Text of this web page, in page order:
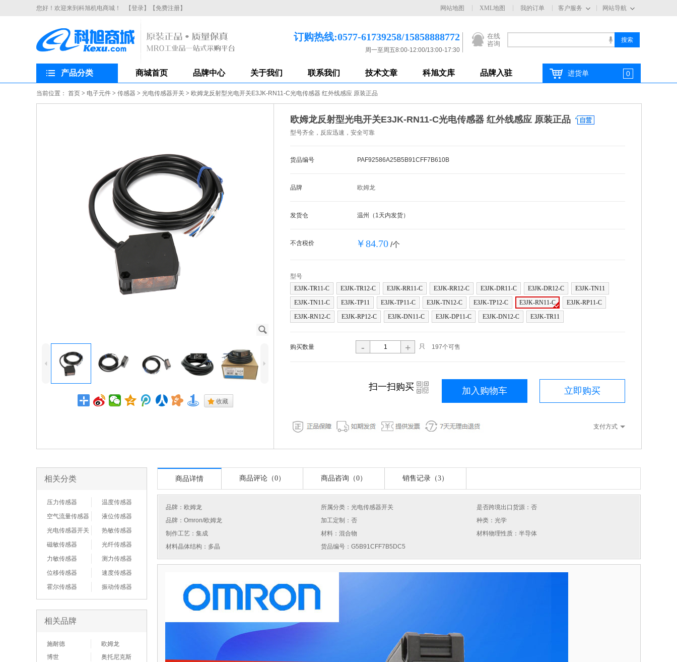
您好！欢迎来到科旭机电商城！ 【登录】 【免费注册】 网站导航
客户服务
网站地图 XML地图 我的订单
在线
咨询
订购热线:0577-61739258/15858888772
周一至周五8:00-12:00/13:00-17:30
产品分类 商城首页 品牌中心 关于我们 联系我们 技术文章 科旭文库 品牌入驻 进货单 0
当前位置： 首页 > 电子元件 > 传感器 > 光电传感器开关 > 欧姆龙反射型光电开关E3JK-RN11-C光电传感器 红外线感应 原装正品
J
4 5
. 收藏
欧姆龙反射型光电开关E3JK-RN11-C光电传感器 红外线感应 原装正品
型号齐全，反应迅速，安全可靠
货品编号 PAF92586A25B5B91CFF7B610B
品牌 欧姆龙
发货仓 温州（1天内发货）
不含税价 ￥84.70 /个
型号
E3JK-TR11-C
E3JK-TR12-C E3JK-RR11-C E3JK-RR12-C E3JK-DR11-C E3JK-DR12-C
E3JK-TN11
E3JK-TN11-C
E3JK-TP11 E3JK-TP11-C E3JK-TN12-C E3JK-TP12-C E3JK-RN11-C
E3JK-RP11-C
E3JK-RN12-C
E3JK-RP12-C E3JK-DN11-C E3JK-DP11-C E3JK-DN12-C E3JK-TR11
购买数量 - + 只 197个可售
立即购买
加入购物车
扫一扫购买 i
支付方式
相关分类
压力传感器
温度传感器
空气流量传感器
液位传感器
光电传感器开关
热敏传感器
磁敏传感器
光纤传感器
力敏传感器
测力传感器
位移传感器
速度传感器
霍尔传感器
振动传感器
相关品牌
施耐德
欧姆龙
博世
奥托尼克斯
商品详情 商品评论（0） 商品咨询（0） 销售记录（3）
品牌： 欧姆龙 所属分类：光电传感器开关
是否跨境出口货源：否
品牌：Omron/欧姆龙
加工定制：否
种类：光学
制作工艺：集成
材料：混合物
材料物理性质：半导体
材料晶体结构：多晶
货品编号：G5B91CFF7B5DC5